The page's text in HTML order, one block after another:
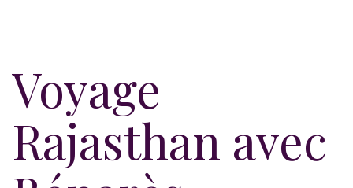
Voyage
Rajasthan avec